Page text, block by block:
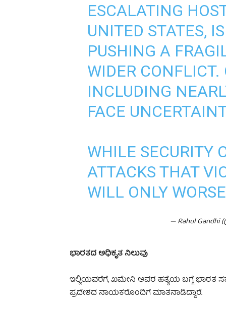
ESCALATING
UNITED STATES,
PUSHING A
WIDER CONFLICT.
INCLUDING
FACE
WHILE SECURITY
ATTACKS THAT
WILL ONLY
— Rahul Gandhi
ಭಾರತದ ಅಧಿಕೃತ ನಿಲುವು
ಇಲ್ಲಿಯವರೆಗೆ, ಖಮೇನಿ ಅವರ ಹತ್ಯೆಯ ಬಗ್ಗೆ ಭಾರತ
ಪ್ರದೇಶದ ನಾಯಕರೊಂದಿಗೆ ಮಾತನಾಡಿದ್ದಾರೆ.